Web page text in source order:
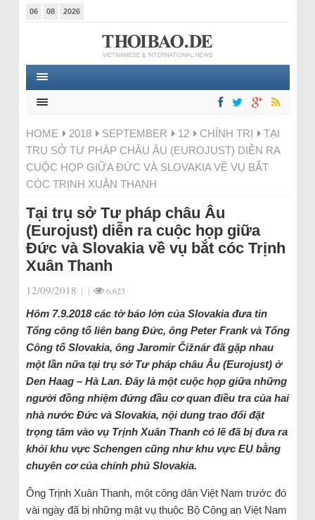
06 08 2026
HOME 2018 SEPTEMBER 12 CHÍNH TRỊ
TẠI
TRỤ SỞ TƯ PHÁP CHÂU ÂU (EUROJUST) DIỄN RA
CUỘC HỌP GIỮA ĐỨC VÀ SLOVAKIA VỀ VỤ BẮT
CÓC TRỊNH XUÂN THANH
Tại trụ sở Tư pháp châu Âu
(Eurojust) diễn ra cuộc họp giữa
Đức và Slovakia về vụ bắt cóc Trịnh
Xuân Thanh
12/09/2018 | | 6.623
Hôm 7.9.2018 các tờ báo lớn của Slovakia đưa tin
Tổng công tố liên bang Đức, ông Peter Frank và Tổng
Công tố Slovakia, ông Jaromir Čižnár đã gặp nhau
một lần nữa tại trụ sở Tư pháp châu Âu (Eurojust) ở
Den Haag – Hà Lan. Đây là một cuộc họp giữa những
người đồng nhiệm đứng đầu cơ quan điều tra của hai
nhà nước Đức và Slovakia, nội dung trao đổi đặt
trọng tâm vào vụ Trịnh Xuân Thanh có lẽ đã bị đưa ra
khỏi khu vực Schengen cũng như khu vực EU bằng
chuyên cơ của chính phủ Slovakia.
Ông Trịnh Xuân Thanh, một công dân Việt Nam trước đó
vài ngày đã bị những mật vụ thuộc Bộ Công an Việt Nam